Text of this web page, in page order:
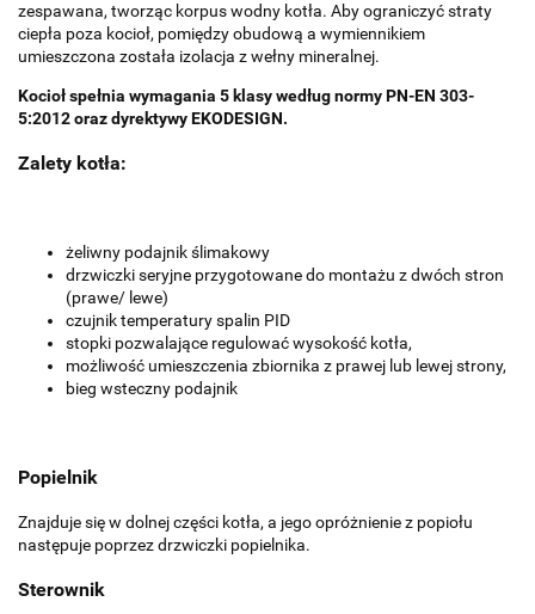
zespawana, tworząc korpus wodny kotła. Aby ograniczyć straty
ciepła poza kocioł, pomiędzy obudową a wymiennikiem
umieszczona została izolacja z wełny mineralnej.
Kocioł spełnia wymagania 5 klasy według normy PN-EN 303-
5:2012 oraz dyrektywy EKODESIGN.
Zalety kotła:
żeliwny podajnik ślimakowy
drzwiczki seryjne przygotowane do montażu z dwóch stron
(prawe/ lewe)
czujnik temperatury spalin PID
stopki pozwalające regulować wysokość kotła,
możliwość umieszczenia zbiornika z prawej lub lewej strony,
bieg wsteczny podajnik
Popielnik
Znajduje się w dolnej części kotła, a jego opróżnienie z popiołu
następuje poprzez drzwiczki popielnika.
Sterownik